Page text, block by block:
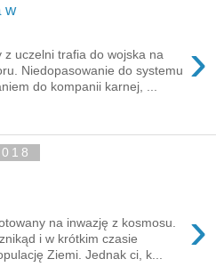
w
›
z uczelni trafia do wojska na
Niedopasowanie do systemu
do kompanii karnej, ...
›
na inwazję z kosmosu.
i w krótkim czasie
Ziemi. Jednak ci, k...